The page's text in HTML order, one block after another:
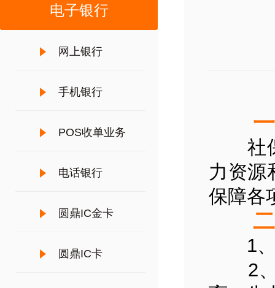
电子银行
网上银行
手机银行
POS收单业务
电话银行
圆鼎IC金卡
圆鼎IC卡
一
社保
力资源
保障各
二
1、
2、